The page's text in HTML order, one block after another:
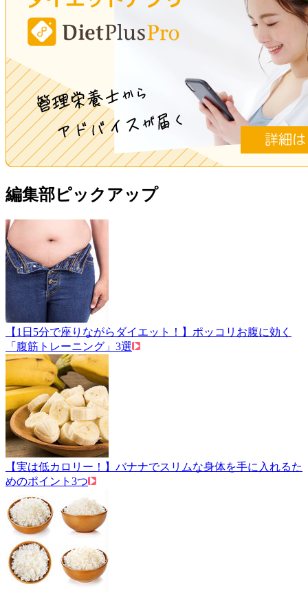
編集部ピックアップ
【1日5分で座りながらダイエット！】ポッコリお腹に効く
「腹筋トレーニング」3選
【実は低カロリー！】バナナでスリムな身体を手に入れるた
めのポイント3つ